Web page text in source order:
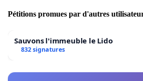
Pétitions promues par d'autres
Sauvons l'immeuble le Lido
832 signatures